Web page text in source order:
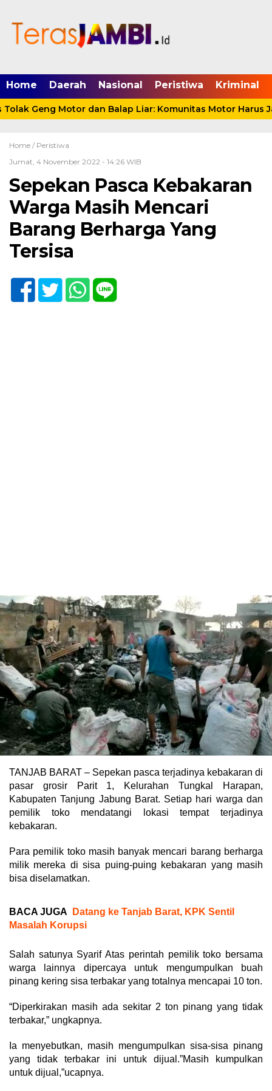
Home Daerah Nasional Peristiwa Kriminal
Geng Motor dan Balap Liar: Komunitas Motor Harus
Home / Peristiwa
Jumat, 4 November 2022 - 14:26 WIB
Sepekan Pasca Kebakaran
Warga Masih Mencari
Barang Berharga Yang
Tersisa
TANJAB BARAT – Sepekan pasca terjadinya kebakaran di
pasar grosir Parit 1, Kelurahan Tungkal Harapan,
Kabupaten Tanjung Jabung Barat. Setiap hari warga dan
pemilik toko mendatangi lokasi tempat terjadinya
kebakaran.
Para pemilik toko masih banyak mencari barang berharga
milik mereka di sisa puing-puing kebakaran yang masih
bisa diselamatkan.
BACA JUGA
Datang ke Tanjab Barat, KPK Sentil
Masalah Korupsi
Salah satunya Syarif Atas perintah pemilik toko bersama
warga lainnya dipercaya untuk mengumpulkan buah
pinang kering sisa terbakar yang totalnya mencapai 10 ton.
“Diperkirakan masih ada sekitar 2 ton pinang yang tidak
terbakar,” ungkapnya.
Ia menyebutkan, masih mengumpulkan sisa-sisa pinang
yang tidak terbakar ini untuk dijual.”Masih kumpulkan
untuk dijual,”ucapnya.